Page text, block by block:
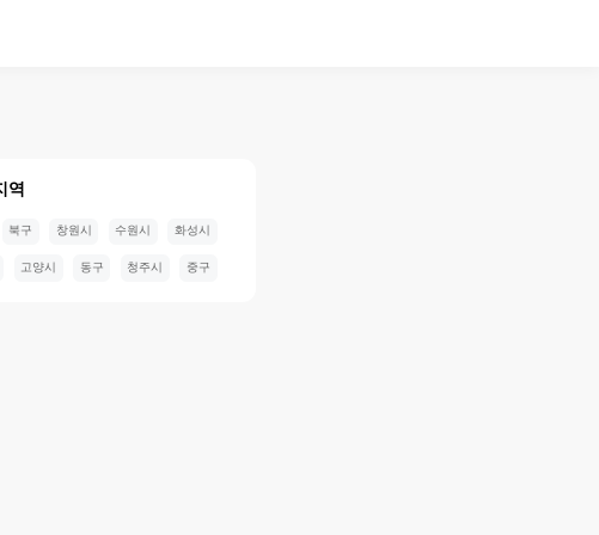
역
북구 창원시 수원시 화성시
고양시 동구 청주시 중구